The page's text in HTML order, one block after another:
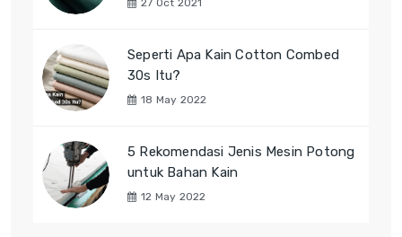
Seperti Apa Kain Cotton Combed
30s Itu?
18 May 2022
5 Rekomendasi Jenis Mesin Potong
untuk Bahan Kain
12 May 2022